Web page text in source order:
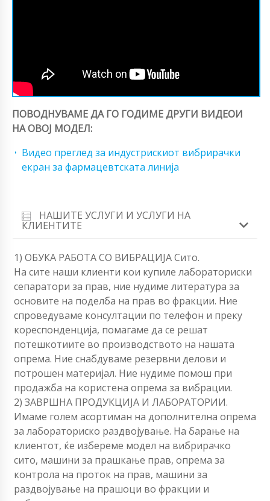
ПОВОДНУВАМЕ ДА ГО ГОДИМЕ ДРУГИ ВИДЕОИ
НА ОВОЈ МОДЕЛ:
Видео преглед за индустрискиот вибрирачки
екран за фармацевтската линија
НАШИТЕ УСЛУГИ И УСЛУГИ НА
КЛИЕНТИТЕ
1) ОБУКА РАБОТА СО ВИБРАЦИЈА Сито.
На сите наши клиенти кои купиле лабораториски
сепаратори за прав, ние нудиме литература за
основите на поделба на прав во фракции. Ние
спроведуваме консултации по телефон и преку
кореспонденција, помагаме да се решат
потешкотиите во производството на нашата
опрема. Ние снабдуваме резервни делови и
потрошен материјал. Ние нудиме помош при
продажба на користена опрема за вибрации.
2) ЗАВРШНА ПРОДУКЦИЈА И ЛАБОРАТОРИИ.
Имаме голем асортиман на дополнителна опрема
за лабораториско раздвојување. На барање на
клиентот, ќе избереме модел на вибрирачко
сито, машини за прашкање прав, опрема за
контрола на проток на прав, машини за
раздвојување на прашоци во фракции и